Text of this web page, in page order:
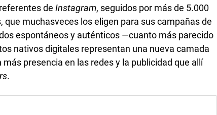
deInstagram, seguidos por más de 5.000
que muchasveces los eligen para sus campañas de
espontáneos y auténticos —cuanto más parecido
nativos digitales representan una nueva camada
presencia en las redes y la publicidad que allí
.